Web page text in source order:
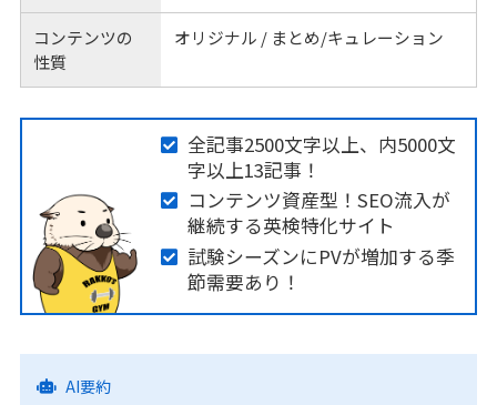
コンテンツの
性質
オリジナル / まとめ/キュレーション
全記事2500文字以上、内5000文
字以上13記事！
コンテンツ資産型！SEO流入が
継続する英検特化サイト
試験シーズンにPVが増加する季
節需要あり！
AI要約